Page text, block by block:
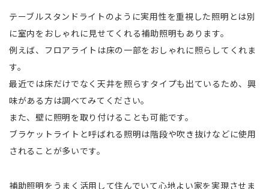
テーブルスタンドライトのように実用性を重視した照明とは別
に室内をおしゃれに見せてくれる補助照明もあります。
例えば、フロアライトは床の一部をおしゃれに照らしてくれま
す。
最近では床だけでなく天井を照らすタイプも出ているため、興
味がある方は調べてみてください。
また、壁に照明を取り付けることも可能です。
ブラケットライトと呼ばれる照明は階段や吹き抜けなどに使用
されることが多いです。
補助照明をうまく活用して住んでいて心地よい家を実現させま